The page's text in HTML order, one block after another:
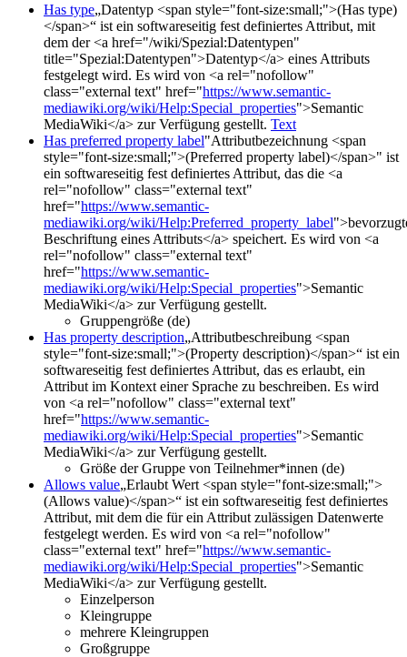
Has type„Datentyp <span style="font-size:small;">(Has type)
</span>“ ist ein softwareseitig fest definiertes Attribut, mit
dem der <a href="/wiki/Spezial:Datentypen"
title="Spezial:Datentypen">Datentyp</a> eines Attributs
festgelegt wird. Es wird von <a rel="nofollow"
class="external text" href="https://www.semantic-
mediawiki.org/wiki/Help:Special_properties">Semantic
MediaWiki</a> zur Verfügung gestellt. Text
Has preferred property label"Attributbezeichnung <span
style="font-size:small;">(Preferred property label)</span>" ist
ein softwareseitig fest definiertes Attribut, das die <a
rel="nofollow" class="external text"
href="https://www.semantic-
mediawiki.org/wiki/Help:Preferred_property_label
Beschriftung eines Attributs</a> speichert. Es wird von <a
rel="nofollow" class="external text"
href="https://www.semantic-
mediawiki.org/wiki/Help:Special_properties">Semantic
MediaWiki</a> zur Verfügung gestellt.
Gruppengröße (de)
Has property description„Attributbeschreibung <span
style="font-size:small;">(Property description)</span>“ ist ein
softwareseitig fest definiertes Attribut, das es erlaubt, ein
Attribut im Kontext einer Sprache zu beschreiben. Es wird
von <a rel="nofollow" class="external text"
href="https://www.semantic-
mediawiki.org/wiki/Help:Special_properties">Semantic
MediaWiki</a> zur Verfügung gestellt.
Größe der Gruppe von Teilnehmer*innen (de)
Allows value„Erlaubt Wert <span style="font-size:small;">
(Allows value)</span>“ ist ein softwareseitig fest definiertes
Attribut, mit dem die für ein Attribut zulässigen Datenwerte
festgelegt werden. Es wird von <a rel="nofollow"
class="external text" href="https://www.semantic-
mediawiki.org/wiki/Help:Special_properties">Semantic
MediaWiki</a> zur Verfügung gestellt.
Einzelperson
Kleingruppe
mehrere Kleingruppen
Großgruppe